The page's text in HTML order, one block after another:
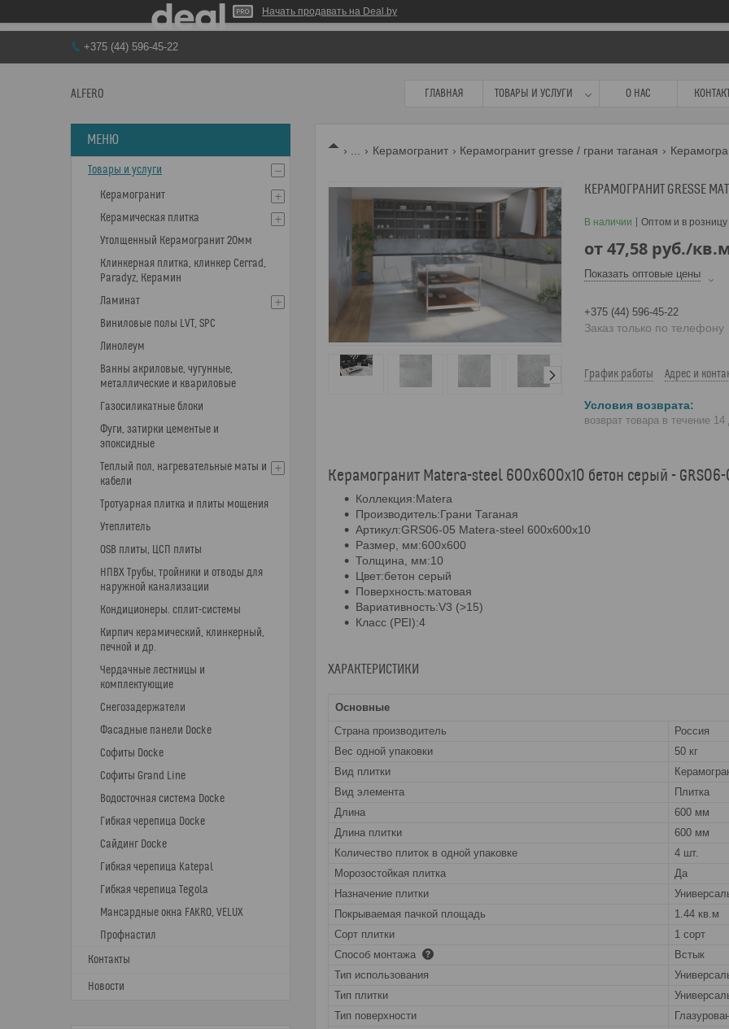
Начать продавать на Deal.by
+375 (44) 596-45-22
ALFERO ГЛАВНАЯ ТОВАРЫ И УСЛУГИ О НАС
Керамогранит Керамогранит gresse / грани таганая
КЕРАМОГРАНИТ GRESSE
В наличии Оптом и в розницу
от47,58 руб./
Показать оптовые цены
+375 (44) 596-45-22
Заказ только по телефону
График работы Адрес и
возврат товара в течение 14
Керамогранит Matera-steel 600х600х10 бетон серый -
Коллекция:Matera
Производитель:Грани Таганая
Артикул:GRS06-05 Matera-steel 600х600х10
Размер, мм:600х600
Толщина, мм:10
Цвет:бетон серый
Поверхность:матовая
Вариативность:V3 (>15)
Класс (PEI):4
ХАРАКТЕРИСТИКИ
Основные
Страна производитель
Россия
Вес одной упаковки
50 кг
Вид плитки
Вид элемента
Плитка
Длина
600 мм
Длина плитки
600 мм
Количество плиток в одной упаковке
4 шт.
Морозостойкая плитка
Да
Назначение плитки
Покрываемая пачкой площадь
1.44 кв.м
Сорт плитки
1 сорт
Способ монтажа
Встык
Тип использования
Тип плитки
Тип поверхности
Товары и услуги
Керамогранит
Керамическая плитка
Утолщенный Керамогранит 20мм
Клинкерная плитка, клинкер Cerrad,
Paradyz, Керамин
Ламинат
Виниловые полы LVT, SPC
Линолеум
Ванны акриловые, чугунные,
металлические и квариловые
Газосиликатные блоки
Фуги, затирки цементые и
эпоксидные
Теплый пол, нагревательные маты и
кабели
Тротуарная плитка и плиты мощения
Утеплитель
OSB плиты, ЦСП плиты
НПВХ Трубы, тройники и отводы для
наружной канализации
Кондиционеры. сплит-системы
Кирпич керамический, клинкерный,
печной и др.
Чердачные лестницы и
комплектующие
Снегозадержатели
Фасадные панели Docke
Софиты Docke
Софиты Grand Line
Водосточная система Docke
Гибкая черепица Docke
Сайдинг Docke
Гибкая черепица Katepal
Гибкая черепица Tegola
Мансардные окна FAKRO, VELUX
Профнастил
Контакты
Новости